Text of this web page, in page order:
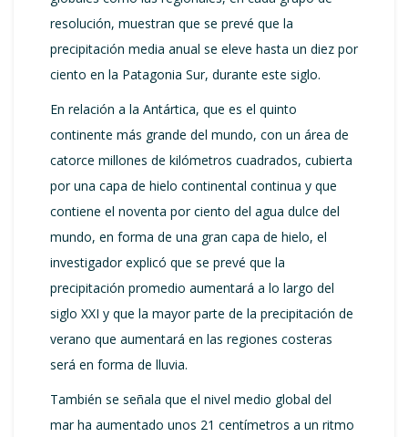
resolución, muestran que se prevé que la
precipitación media anual se eleve hasta un diez por
ciento en la Patagonia Sur, durante este siglo.
En relación a la Antártica, que es el quinto
continente más grande del mundo, con un área de
catorce millones de kilómetros cuadrados, cubierta
por una capa de hielo continental continua y que
contiene el noventa por ciento del agua dulce del
mundo, en forma de una gran capa de hielo, el
investigador explicó que se prevé que la
precipitación promedio aumentará a lo largo del
siglo XXI y que la mayor parte de la precipitación de
verano que aumentará en las regiones costeras
será en forma de lluvia.
También se señala que el nivel medio global del
mar ha aumentado unos 21 centímetros a un ritmo